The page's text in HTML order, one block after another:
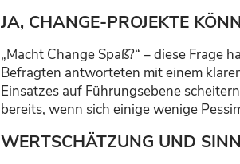
JA, CHANGE-PROJEKTE
„Macht Change Spaß?“ – diese
Befragten antworteten mit einem
Einsatzes auf Führungsebene
bereits, wenn sich einige wenige
WERTSCHÄTZUNG UND